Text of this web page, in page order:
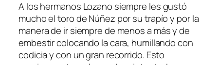
A los hermanos Lozano siempre les gustó
mucho el toro de Núñez por su trapío y por la
manera de ir siempre de menos a más y de
embestir colocando la cara, humillando con
codicia y con un gran recorrido. Esto